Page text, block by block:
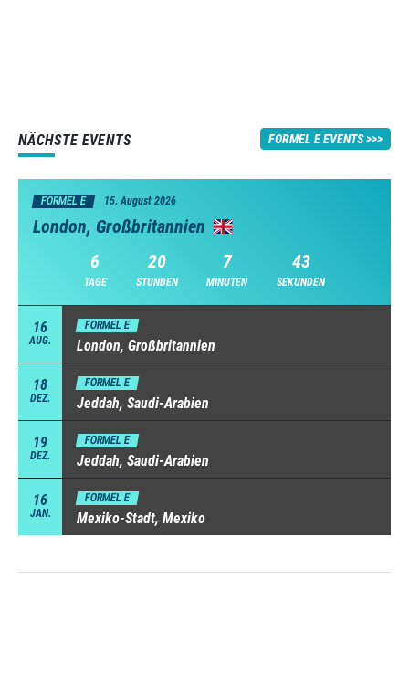
NÄCHSTE EVENTS FORMEL E EVENTS
FORMEL E 15. August 2026
London, Großbritannien
6
TAGE
20
STUNDEN
7
MINUTEN
42
SEKUNDEN
16
AUG.
FORMEL E
London, Großbritannien
18
DEZ.
FORMEL E
Jeddah, Saudi-Arabien
19
DEZ.
FORMEL E
Jeddah, Saudi-Arabien
16
JAN.
FORMEL E
Mexiko-Stadt, Mexiko